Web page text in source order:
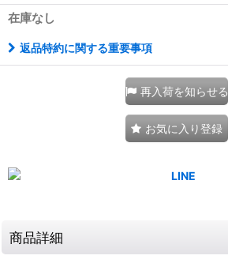
在庫なし
返品特約に関する重要事項
再入荷を知らせる
お気に入り登録
商品詳細